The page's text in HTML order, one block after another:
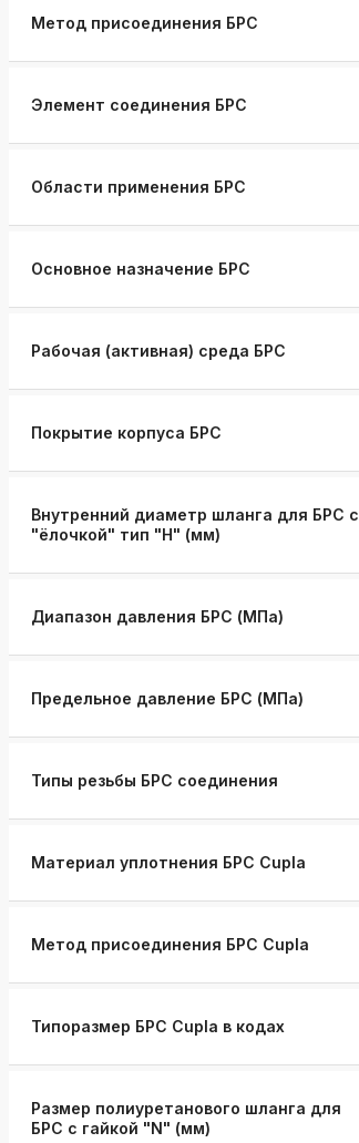
Метод присоединения БРС
Элемент соединения БРС
Области применения БРС
Основное назначение БРС
Рабочая (активная) среда БРС
Покрытие корпуса БРС
Внутренний диаметр шланга для БРС с
"ёлочкой" тип "Н" (мм)
Диапазон давления БРС (МПа)
Предельное давление БРС (МПа)
Типы резьбы БРС соединения
Материал уплотнения БРС Cupla
Метод присоединения БРС Cupla
Типоразмер БРС Cupla в кодах
Размер полиуретанового шланга для
БРС с гайкой "N" (мм)